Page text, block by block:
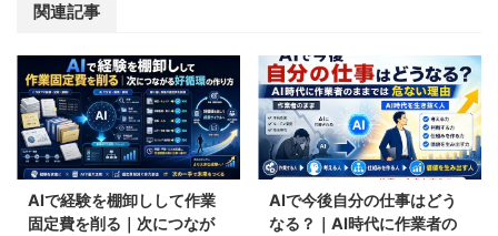
関連記事
AIで経験を棚卸しして作業
固定費を削る｜次につなが
AIで今後自分の仕事はどう
なる？｜AI時代に作業者の